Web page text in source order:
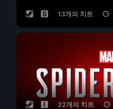
13개의 치트
22개의 치트